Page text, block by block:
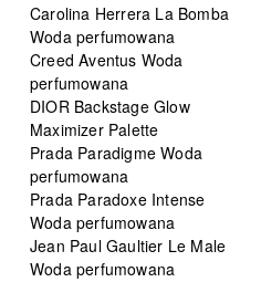
Carolina Herrera La Bomba
Woda perfumowana
Creed Aventus Woda
perfumowana
DIOR Backstage Glow
Maximizer Palette
Prada Paradigme Woda
perfumowana
Prada Paradoxe Intense
Woda perfumowana
Jean Paul Gaultier Le Male
Woda perfumowana